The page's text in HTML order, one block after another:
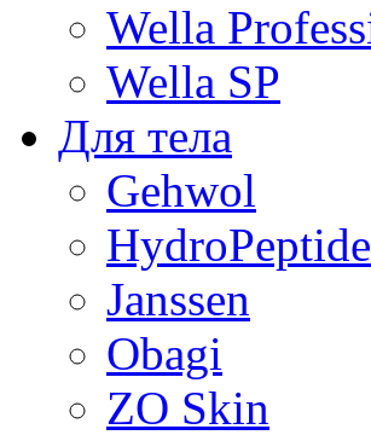
Wella
Wella SP
Для тела
Gehwol
HydroPeptide
Janssen
Obagi
ZO Skin